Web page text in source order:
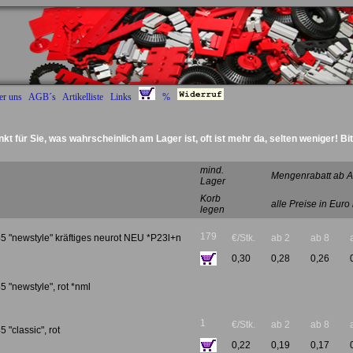
uns AGB´s Artikelliste Links %
für Sie, was wahrscheinlich am Lager ist, oft ist mehr da, selten weniger!
mind.
Lager
Mengenrabatt ab
Korb
legen
alle Preise in Euro
"newstyle" kräftiges neurot NEU *P23l+n 179
€/Stk.
0,30
ab 2
0,28
ab 8
0,26
"newstyle", rot *nml
"classic", rot
1
€/Stk.
0,22
ab 2
0,19
ab 8
0,17